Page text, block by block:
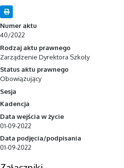
Numer aktu
40/2022
Rodzaj aktu prawnego
Zarządzenie Dyrektora Szkoły
Status aktu prawnego
Obowiązujący
Sesja
Kadencja
Data wejścia w życie
01-09-2022
Data podjęcia/podpisania
01-09-2022